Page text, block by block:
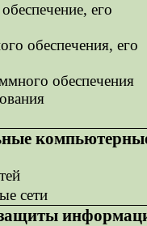
его
обеспечения, его
обеспечения
сети